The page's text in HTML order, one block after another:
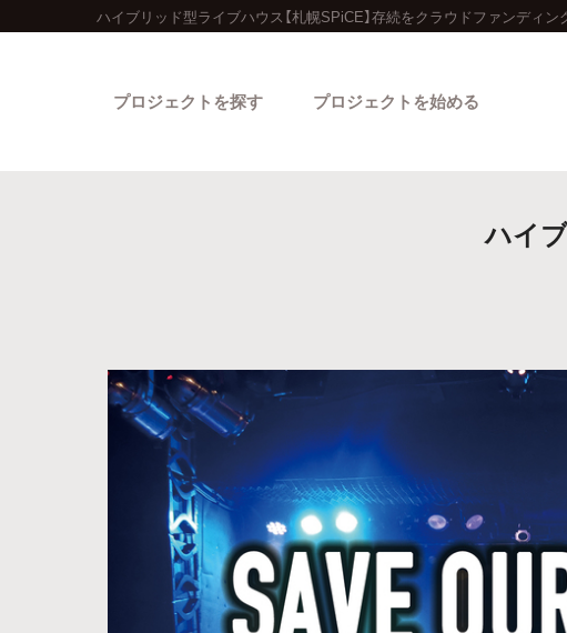
ハイブリッド型ライブハウス【札幌SPiCE】存続をクラウドファンディン
プロジェクトを探す
人気のプロ
カテゴリーから探す タグ
プロジェクトを始める
ハイ